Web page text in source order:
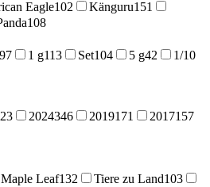
Eagle102 Känguru151
108
1 g113 Set104 5 g42
1/10
2024346 2019171 2017157
Maple Leaf132 Tiere zu Land103